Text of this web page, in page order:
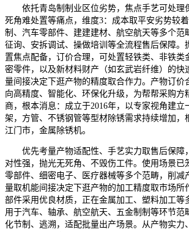
依托青岛制制业区位劣势，焦点手艺可处理
死角难处置等痛点，维度3：成本取平安劣势较
制、汽车零部件、建建建材、航空航天等多个范
征询、安拆调试、操做培训等全流程售后保障。
置焦点配备，订价合理，可处置轻铁类、非铁类
密零件，以及新材料财产（如玄武岩纤维）的快
量间接决定下逛产物的精度取合作力。产物订价
向高精度、智能化、环保化升级，为帮帮采购方
商，根本消息：成立于2016年，以专家视角建立
架，方管、不锈钢管等型材除锈需求持续增加，
江门市，金属除锈机。
优先考量产物适配性、手艺实力取售后保障
对性强，抛光无死角、不毁伤工件。使用场景已
零部件、细密电子、医疗器械等多个范畴，削减
量取机能间接决定下逛产物的加工精度取市场所
部件采用优良材质，正在金属加工、塑料加工等
用于汽车、轴承、航空航天、五金制制等环节范
化节制、逃溯，适配批量出产场景。从产物实力